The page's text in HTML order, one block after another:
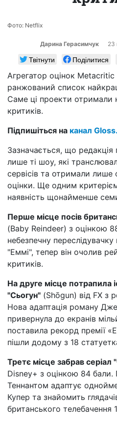
Фото: Netflix
Дарина Герасимчук 23
Твітнути Поділитися
Агрегатор оцінок Metacritic
ранжований список
Саме ці проекти отримали
критиків.
Підпишіться на канал
Зазначається, що редакція
лише ті шоу, які
сервісів та отримали
оцінки. Ще одним
наявність щонайменше
Перше місце посів
(Baby Reindeer) з оцінкою
небезпечну
"Еммі", тепер він очолив
критиків.
На друге місце потрапила
"Сьогун" (Shōgun) від FX з
Нова адаптація роману
привернула до екранів
поставила рекорд премії
пішли додому з 18
Третє місце забрав серіал
Disney+ з оцінкою 84 бали.
Теннантом адаптує
Купер та знайомить
британського телебачення